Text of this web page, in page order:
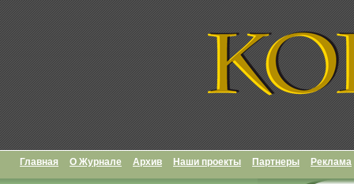
Главная О Журнале Архив Наши проекты Партнеры Реклама